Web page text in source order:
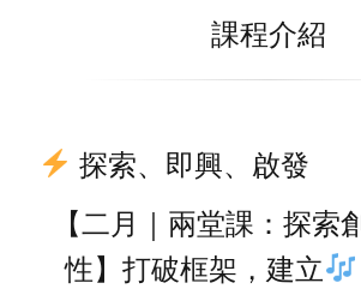
課程介紹
探索、即興、啟發
【二月｜兩堂課：探索
性】打破框架，建立